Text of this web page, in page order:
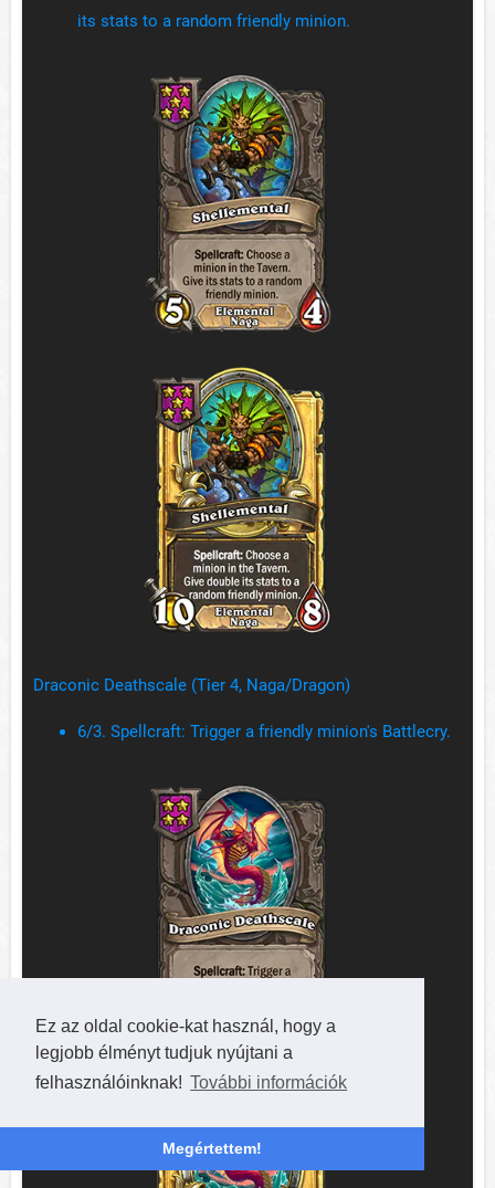
Ez az oldal cookie-kat használ, hogy a
legjobb élményt tudjuk nyújtani a
felhasználóinknak! További információk
Megértettem!
its stats to a random friendly minion.
Draconic Deathscale (Tier 4, Naga/Dragon)
6/3. Spellcraft: Trigger a friendly minion's Battlecry.